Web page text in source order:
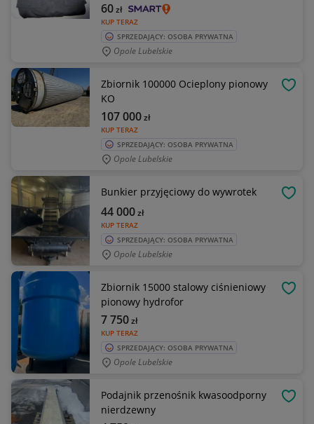
KUP TERAZ
60zł
SPRZEDAJĄCY: OSOBA PRYWATNA
Opole Lubelskie
Zbiornik 100000 Ocieplony pionowy
KO
KUP TERAZ
107 000zł
SPRZEDAJĄCY: OSOBA PRYWATNA
Opole Lubelskie
Bunkier przyjęciowy do wywrotek
KUP TERAZ
44 000zł
SPRZEDAJĄCY: OSOBA PRYWATNA
Opole Lubelskie
Zbiornik 15000 stalowy ciśnieniowy
pionowy hydrofor
KUP TERAZ
7 750zł
SPRZEDAJĄCY: OSOBA PRYWATNA
Opole Lubelskie
Podajnik przenośnik kwasoodporny
nierdzewny